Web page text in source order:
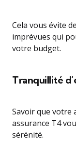
Cela vous évite
imprévues qui
votre budget.
Tranquillité
Savoir que votre
assurance T4
sérénité.